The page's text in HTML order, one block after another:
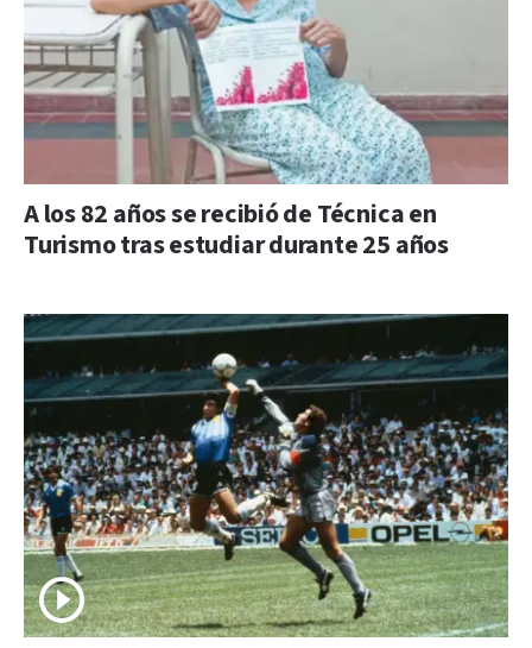
A los 82 años se recibió de Técnica en
Turismo tras estudiar durante 25 años